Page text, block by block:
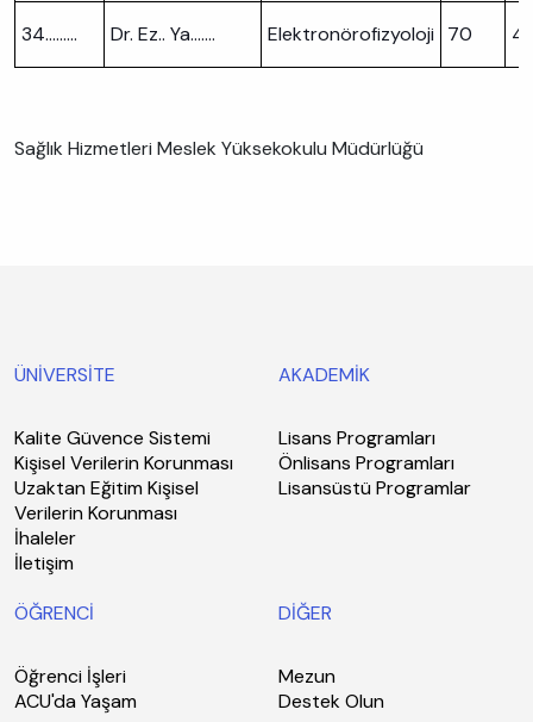
34………
Dr. Ez.. Ya……. Elektronörofizyoloji 70
Sağlık Hizmetleri Meslek Yüksekokulu Müdürlüğü
ÜNİVERSİTE
Kalite Güvence Sistemi
Kişisel Verilerin Korunması
Uzaktan Eğitim Kişisel
Verilerin Korunması
İhaleler
İletişim
AKADEMİK
Lisans Programları
Önlisans Programları
Lisansüstü Programlar
ÖĞRENCİ
Öğrenci İşleri
ACU'da Yaşam
DİĞER
Mezun
Destek Olun